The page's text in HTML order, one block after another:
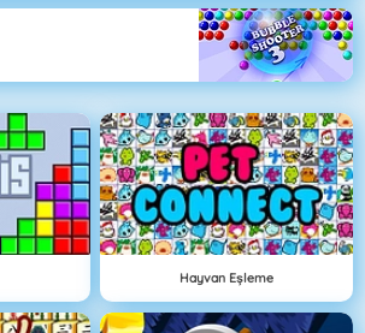
Hayvan Eşleme